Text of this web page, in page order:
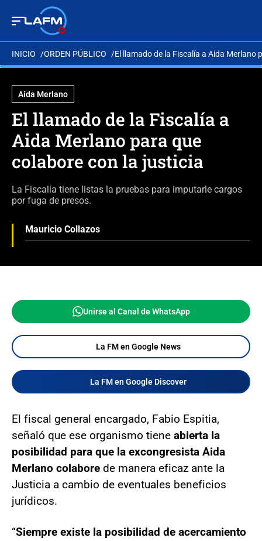
INICIO ORDEN PÚBLICO El llamado de la Fiscalía a Aida Merlano
Aída Merlano
El llamado de la Fiscalía a
Aida Merlano para que
colabore con la justicia
La Fiscalía tiene listas la pruebas para imputarle cargos
por fuga de presos.
Mauricio Collazos
Unirse al Canal de WhatsApp
La FM en Google News
La FM en Google Discover
El fiscal general encargado, Fabio Espitia,
señaló que ese organismo tiene abierta la
posibilidad para que la excongresista Aida
Merlano colabore de manera eficaz ante la
Justicia a cambio de eventuales beneficios
jurídicos.
“Siempre existe la posibilidad de acercamiento